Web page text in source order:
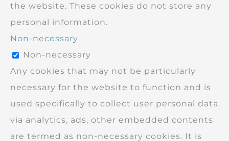
the website. These cookies do not store any
personal information.
Non-necessary
Non-necessary
Any cookies that may not be particularly
necessary for the website to function and is
used specifically to collect user personal data
via analytics, ads, other embedded contents
are termed as non-necessary cookies. It is